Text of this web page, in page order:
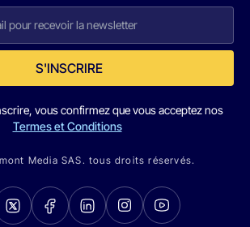
S'INSCRIRE
vous confirmez que vous acceptez nos
Termes et Conditions
Media SAS. tous droits réservés.